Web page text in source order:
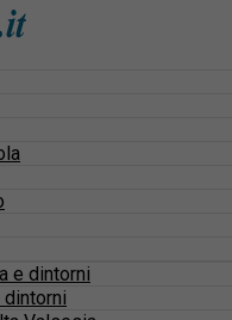
e dintorni
dintorni